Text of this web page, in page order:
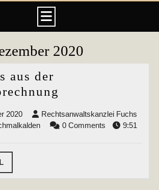
2020
aus der
der
202018.
Dezember
Rechtsanwaltskanzlei Fuchs
Rechtsanwaltskanzlei
Schmalkalden
0 Comments 9:51
FULL